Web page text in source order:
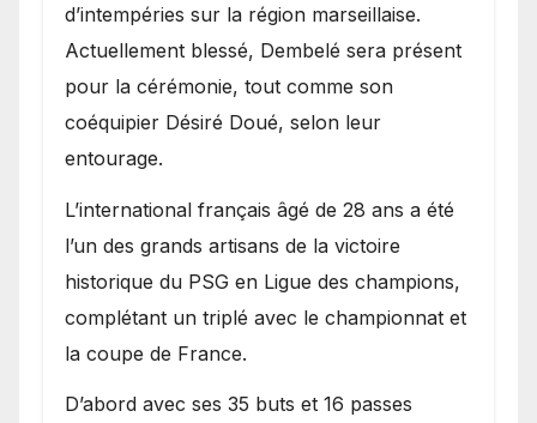
d’intempéries sur la région marseillaise.
Actuellement blessé, Dembelé sera présent
pour la cérémonie, tout comme son
coéquipier Désiré Doué, selon leur
entourage.
L’international français âgé de 28 ans a été
l’un des grands artisans de la victoire
historique du PSG en Ligue des champions,
complétant un triplé avec le championnat et
la coupe de France.
D’abord avec ses 35 buts et 16 passes